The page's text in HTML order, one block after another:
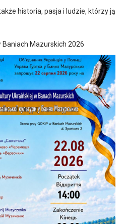
historia, pasja i ludzie, którzy ją
Baniach Mazurskich 2026